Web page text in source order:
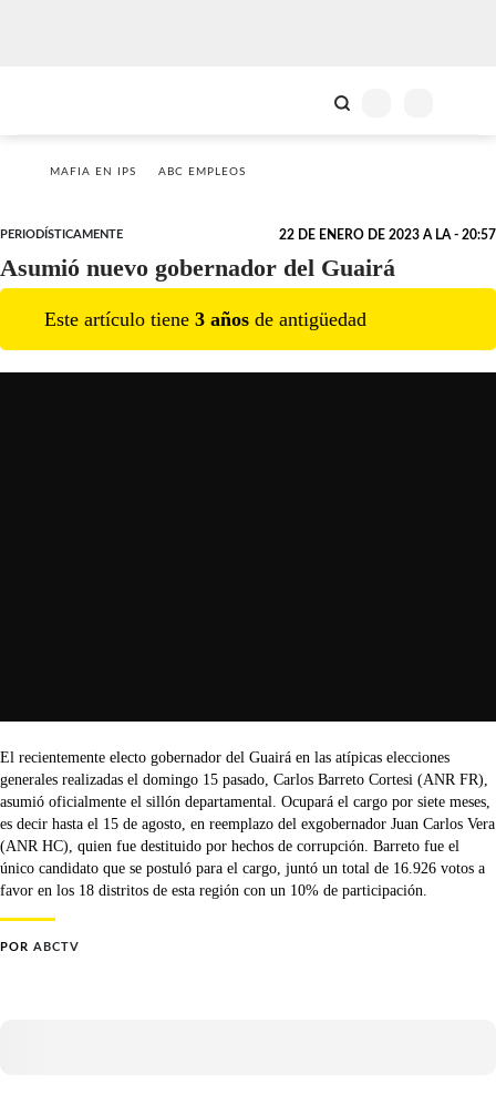
MAFIA EN IPS ABC EMPLEOS
PERIODÍSTICAMENTE 22 DE ENERO DE 2023 A LA - 20:57
Asumió nuevo gobernador del Guairá
Este artículo tiene 3 años de antigüedad
El recientemente electo gobernador del Guairá en las atípicas elecciones
generales realizadas el domingo 15 pasado, Carlos Barreto Cortesi (ANR FR),
asumió oficialmente el sillón departamental. Ocupará el cargo por siete meses,
es decir hasta el 15 de agosto, en reemplazo del exgobernador Juan Carlos Vera
(ANR HC), quien fue destituido por hechos de corrupción. Barreto fue el
único candidato que se postuló para el cargo, juntó un total de 16.926 votos a
favor en los 18 distritos de esta región con un 10% de participación.
POR ABCTV